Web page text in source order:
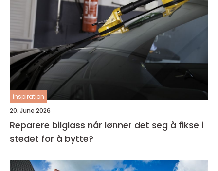
inspiration
20. June 2026
Reparere bilglass når lønner det seg å fikse i
stedet for å bytte?